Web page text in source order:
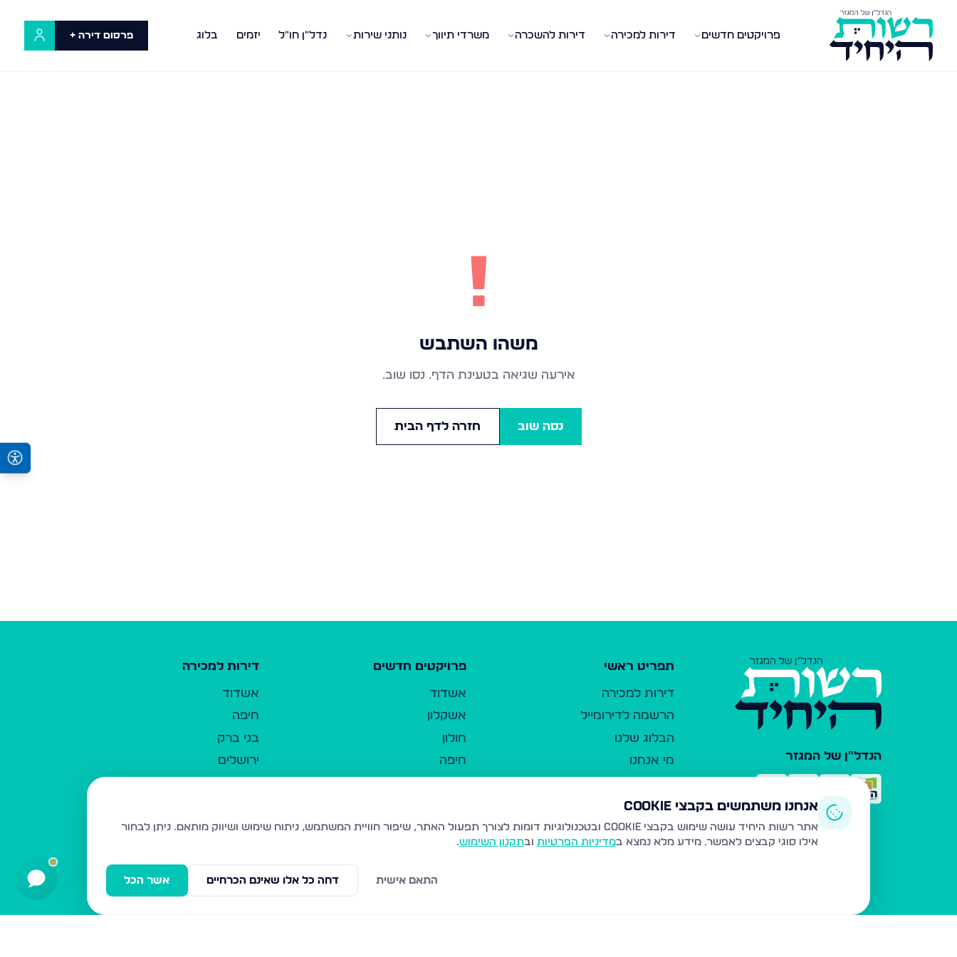
פרויקטים חדשים דירות למכירה דירות להשכרה משרדי תיווך נותני שירות נדל"ן חו"ל יזמים בלוג פרסום דירה +
!
משהו השתבש
אירעה שגיאה בטעינת הדף. נסו שוב.
נסה שוב חזרה לדף הבית
הנדל"ן של המגזר
תפריט ראשי
דירות למכירה
הרשמה לדירומייל
הבלוג שלנו
מי אנחנו
כלי עזר
פרסום ברשות היחיד
משרדי תיווך
פרויקטים חדשים
אשדוד
אשקלון
חולון
חיפה
נהריה
עמנואל
דירות למכירה
אשדוד
חיפה
בני ברק
ירושלים
בית שמש
ביתר עילית
אנחנו משתמשים בקבצי Cookie
אתר רשות היחיד עושה שימוש בקבצי Cookie ובטכנולוגיות דומות לצורך תפעול האתר, שיפור חוויית המשתמש, ניתוח שימוש ושיווק מותאם.
ניתן לבחור
אילו סוגי קבצים לאפשר. מידע מלא נמצא במדיניות הפרטיות ובתקנון השימוש.
אשר הכל דחה כל אלו שאינם הכרחיים התאם אישית